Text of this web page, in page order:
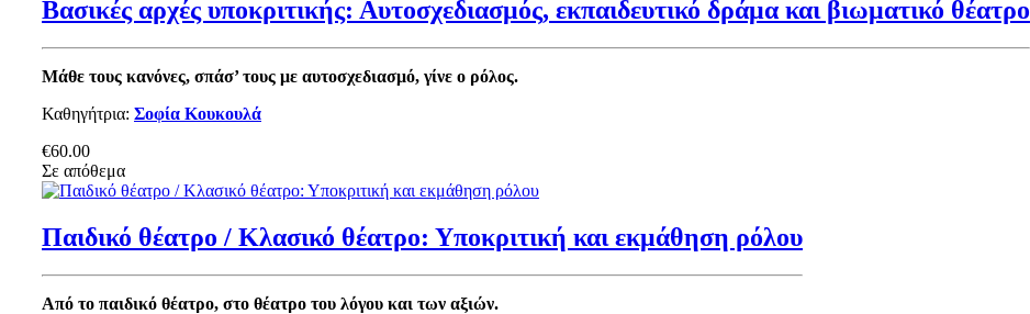
Βασικές αρχές υποκριτικής: Αυτοσχεδιασμός, εκπαιδευτικό δράμα και βιωματικό θέατρο
Μάθε τους κανόνες, σπάσ’ τους με αυτοσχεδιασμό, γίνε ο ρόλος.
Καθηγήτρια: Σοφία Κουκουλά
€60.00
Σε απόθεμα
Παιδικό θέατρο / Κλασικό θέατρο: Υποκριτική και εκμάθηση ρόλου
Από το παιδικό θέατρο, στο θέατρο του λόγου και των αξιών.